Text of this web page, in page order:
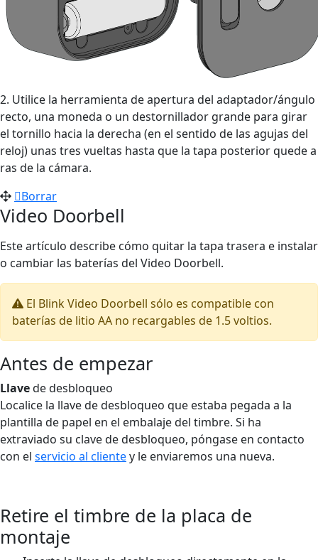
2. Utilice la herramienta de apertura del adaptador/ángulo
recto, una moneda o un destornillador grande para girar
el tornillo hacia la derecha (en el sentido de las agujas del
reloj) unas tres vueltas hasta que la tapa posterior quede a
ras de la cámara.
Borrar
Video Doorbell
Este artículo describe cómo quitar la tapa trasera e instalar
o cambiar las baterías del Video Doorbell.
El Blink Video Doorbell sólo es compatible con
baterías de litio AA no recargables de 1.5 voltios.
Antes de empezar
Llavede desbloqueo
Localice la llave de desbloqueo que estaba pegada a la
plantilla de papel en el embalaje del timbre. Si ha
extraviado su clave de desbloqueo, póngase en contacto
con el servicio al clientey le enviaremos una nueva.
Retire el timbre de la placa de
montaje